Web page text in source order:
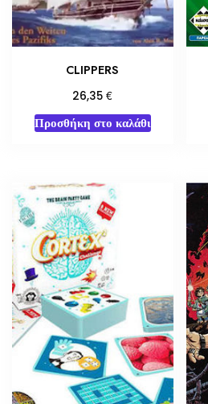
CLIPPERS
26,35€
Προσθήκη στο καλάθι